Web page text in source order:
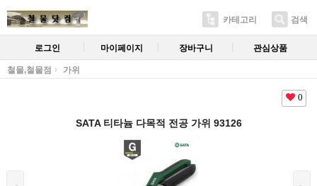
카테고리 검색
로그인 마이페이지 장바구니 관심상품
철물,철물점 가위
0
SATA 티타늄 다목적 전공 가위 93126